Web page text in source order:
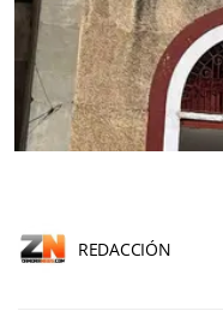
REDACCIÓN